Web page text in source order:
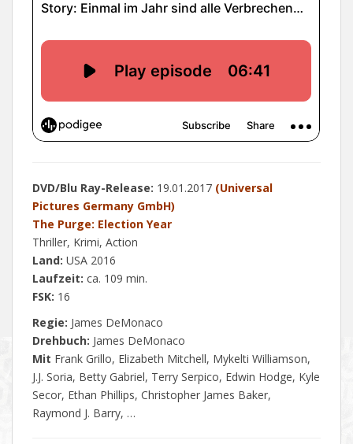
DVD/Blu Ray-Release: 19.01.2017 (Universal
Pictures Germany GmbH)
The Purge: Election Year
Thriller, Krimi, Action
Land: USA 2016
Laufzeit: ca. 109 min.
FSK: 16
Regie: James DeMonaco
Drehbuch: James DeMonaco
Mit Frank Grillo, Elizabeth Mitchell, Mykelti Williamson,
J.J. Soria, Betty Gabriel, Terry Serpico, Edwin Hodge, Kyle
Secor, Ethan Phillips, Christopher James Baker,
Raymond J. Barry, …